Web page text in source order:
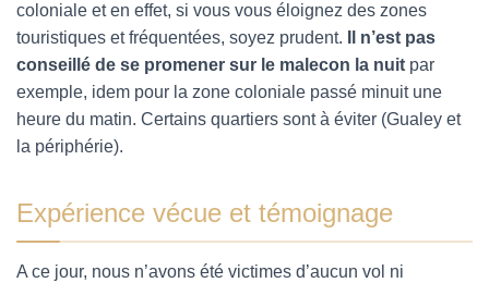
coloniale et en effet, si vous vous éloignez des zones
touristiques et fréquentées, soyez prudent.
Il n’est pas
conseillé de se promener sur le malecon la nuit par
exemple, idem pour la zone coloniale passé minuit une
heure du matin. Certains quartiers sont à éviter (Gualey et
la périphérie).
Expérience vécue et témoignage
A ce jour, nous n’avons été victimes d’aucun vol ni